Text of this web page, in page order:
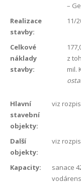
–
Realizace
stavby:
11/
Celkové
náklady
stavby:
z
mil.
Hlavní
stavební
objekty:
viz
Další
objekty:
viz
Kapacity:
sanace